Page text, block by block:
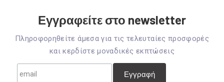
Εγγραφείτε στο newsletter
Πληροφορηθείτε άμεσα για τις τελευταίες προσφορές
και κερδίστε μοναδικές εκπτώσεις
Previous